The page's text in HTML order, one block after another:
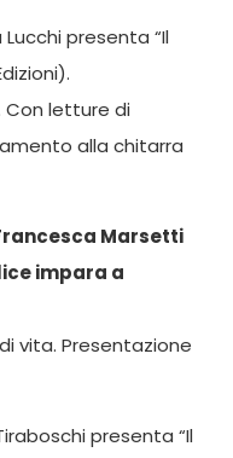
presenta “Il
letture di
alla chitarra
Marsetti
impara a
vita. Presentazione
presenta “Il